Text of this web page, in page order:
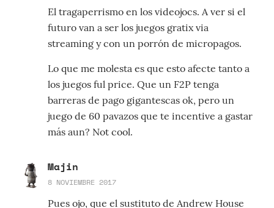
El tragaperrismo en los videojocs. A ver si el
futuro van a ser los juegos gratix via
streaming y con un porrón de micropagos.
Lo que me molesta es que esto afecte tanto a
los juegos ful price. Que un F2P tenga
barreras de pago gigantescas ok, pero un
juego de 60 pavazos que te incentive a gastar
más aun? Not cool.
Majin
8 NOVIEMBRE 2017
Pues ojo, que el sustituto de Andrew House